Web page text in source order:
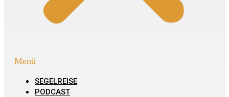
Menü
SEGELREISE
PODCAST